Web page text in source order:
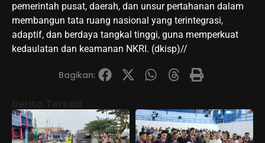
pemerintah pusat, daerah, dan unsur pertahanan dalam
membangun tata ruang nasional yang terintegrasi,
adaptif, dan berdaya tangkal tinggi, guna memperkuat
kedaulatan dan keamanan NKRI. (dkisp)//
Bagikan: